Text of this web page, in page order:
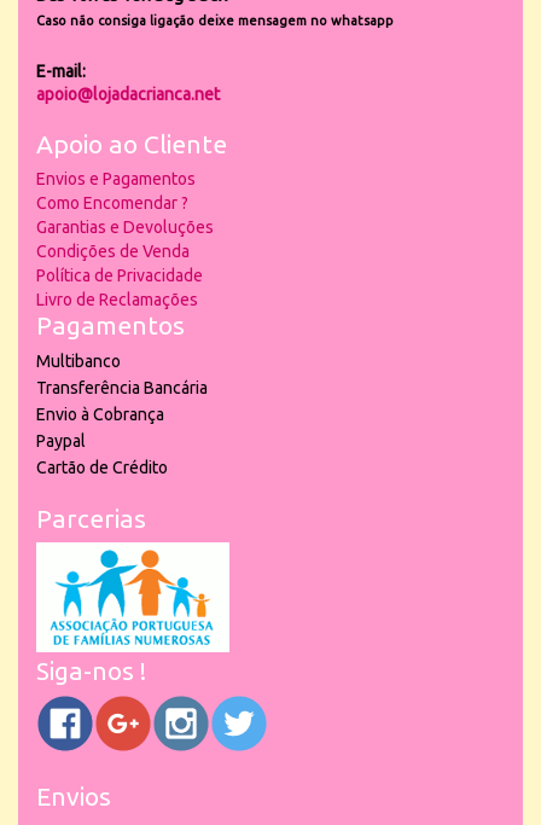
Caso não consiga ligação deixe mensagem no whatsapp
E-mail:
apoio@lojadacrianca.net
Apoio ao Cliente
Envios e Pagamentos
Como Encomendar ?
Garantias e Devoluções
Condições de Venda
Política de Privacidade
Livro de Reclamações
Pagamentos
Multibanco
Transferência Bancária
Envio à Cobrança
Paypal
Cartão de Crédito
Parcerias
Siga-nos !
Envios